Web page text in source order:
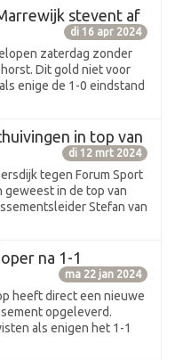
stevent af
di 16 apr 2024
zaterdag zonder
Dit gold niet voor
enige de 1-0 eindstand
in top van
di 12 mrt 2024
tegen Forum Sport
in de top van
Stefan van
na 1-1
ma 22 jan 2024
heeft direct een nieuwe
opgeleverd.
als enigen het 1-1